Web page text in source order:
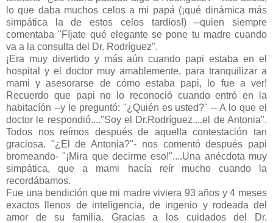
lo que daba muchos celos a mi papá (¡qué dinámica más
simpática la de estos celos tardíos!) --quien siempre
comentaba "Fíjate qué elegante se pone tu madre cuando
va a la consulta del Dr. Rodríguez".
¡Era muy divertido y más aún cuando papi estaba en el
hospital y el doctor muy amablemente, para tranquilizar a
mami y asesorarse de cómo estaba papi, lo fue a ver!
Recuerdo que papi no lo reconoció cuando entró en la
habitacíón --y le preguntó: "¿Quién es usted?" -- A lo que el
doctor le respondió...."Soy el Dr.Rodríguez....el de Antonia".
Todos nos reímos después de aquella contestación tan
graciosa. "¿El de Antonia?"- nos comentó después papi
bromeando- "¡Mira que decirme eso!"....Una anécdota muy
simpática, que a mami hacía reír mucho cuando la
recordábamos.
Fue una bendición que mi madre viviera 93 años y 4 meses
exactos llenos de inteligencia, de ingenio y rodeada del
amor de su familia. Gracias a los cuidados del Dr.